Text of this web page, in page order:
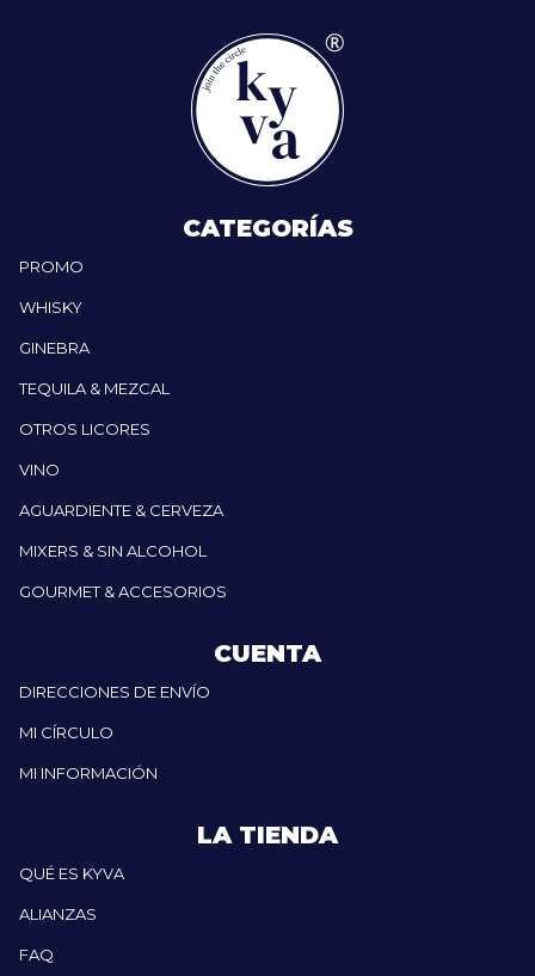
CATEGORÍAS
PROMO
WHISKY
GINEBRA
TEQUILA & MEZCAL
OTROS LICORES
VINO
AGUARDIENTE & CERVEZA
MIXERS & SIN ALCOHOL
GOURMET & ACCESORIOS
CUENTA
DIRECCIONES DE ENVÍO
MI CÍRCULO
MI INFORMACIÓN
LA TIENDA
QUÉ ES KYVA
ALIANZAS
FAQ